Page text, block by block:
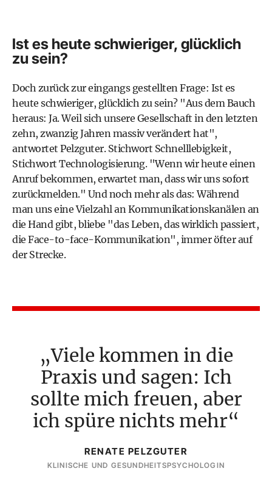
Ist es heute schwieriger, glücklich
zu sein?
Doch zurück zur eingangs gestellten Frage: Ist es
heute schwieriger, glücklich zu sein? "Aus dem Bauch
heraus: Ja. Weil sich unsere Gesellschaft in den letzten
zehn, zwanzig Jahren massiv verändert hat",
antwortet Pelzguter. Stichwort Schnelllebigkeit,
Stichwort Technologisierung. "Wenn wir heute einen
Anruf bekommen, erwartet man, dass wir uns sofort
zurückmelden." Und noch mehr als das: Während
man uns eine Vielzahl an Kommunikationskanälen an
die Hand gibt, bliebe "das Leben, das wirklich passiert,
die Face-to-face-Kommunikation", immer öfter auf
der Strecke.
Viele kommen in die
Praxis und sagen: Ich
sollte mich freuen, aber
ich spüre nichts mehr
RENATE PELZGUTER
KLINISCHE UND GESUNDHEITSPSYCHOLOGIN